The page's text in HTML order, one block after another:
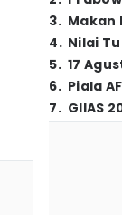
3. Makan
4. Nilai
5. 17
6. Piala
7. GIIAS